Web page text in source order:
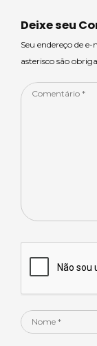
p
p
Deixe seu
Seu endereço de
asterisco são
Comentário
Nome